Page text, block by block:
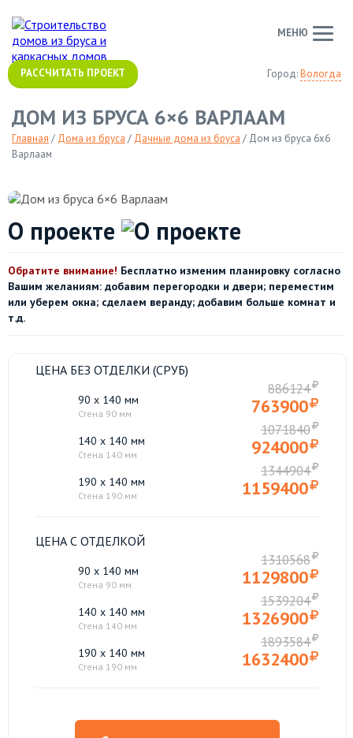
Город:Вологда
РАССЧИТАТЬ ПРОЕКТ
МЕНЮ
ДОМ ИЗ БРУСА 6×6 ВАРЛААМ
Главная / Дома из бруса / Дачные дома из бруса / Дом из бруса 6x6
Варлаам
О проекте
Обратите внимание! Бесплатно изменим планировку согласно
Вашим желаниям: добавим перегородки и двери; переместим
или уберем окна; сделаем веранду; добавим больше комнат и
т.д.
ЦЕНА БЕЗ ОТДЕЛКИ (СРУБ)
90 x 140 мм
Стена 90 мм
886124
763900
140 x 140 мм
Стена 140 мм
1071840
924000
190 x 140 мм
Стена 190 мм
1344904
1159400
ЦЕНА С ОТДЕЛКОЙ
90 x 140 мм
Стена 90 мм
1310568
1129800
140 x 140 мм
Стена 140 мм
1539204
1326900
190 x 140 мм
Стена 190 мм
1893584
1632400